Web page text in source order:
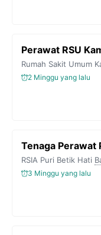
Perawat RSU
Rumah Sakit Umum
2 Minggu yang lalu
Tenaga Perawat
RSIA Puri Betik Hati
3 Minggu yang lalu